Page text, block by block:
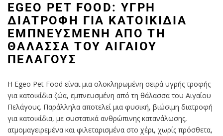
EGEO PET FOOD: ΥΓΡΗ
ΔΙΑΤΡΟΦΗ ΓΙΑ ΚΑΤΟΙΚΙΔΙΑ
ΕΜΠΝΕΥΣΜΕΝΗ ΑΠΟ ΤΗ
ΘΑΛΑΣΣΑ ΤΟΥ ΑΙΓΑΙΟΥ
ΠΕΛΑΓΟΥΣ
Η Egeo Pet Food είναι μια ολοκληρωμένη σειρά υγρής τροφής
για κατοικίδια ζώα, εμπνευσμένη από τη θάλασσα του Αιγαίου
Πελάγους. Παράλληλα αποτελεί μια φυσική, βιώσιμη διατροφή
για κατοικίδια, με συστατικά ανθρώπινης κατανάλωσης,
ατμομαγειρεμένα και φιλεταρισμένα στο χέρι, χωρίς πρόσθετα,